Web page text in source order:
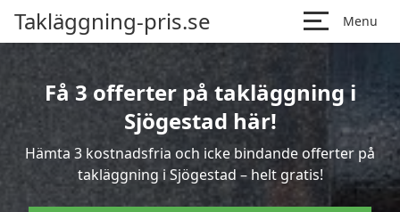
Takläggning-pris.se Menu
Få 3 offerter på takläggning i
Sjögestad här!
Hämta 3 kostnadsfria och icke bindande offerter på
takläggning i Sjögestad – helt gratis!